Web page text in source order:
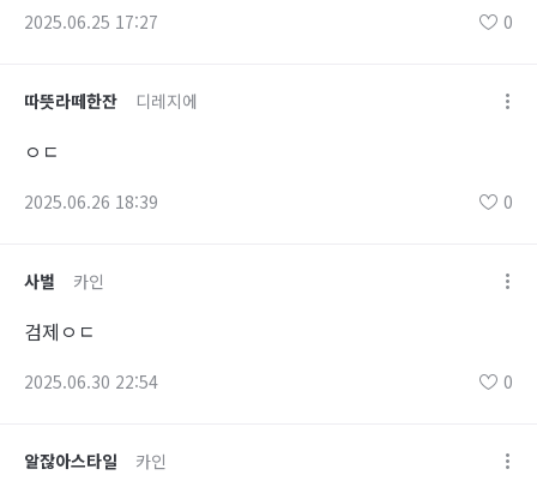
2025.06.25 17:27 0
따뜻라떼한잔 디레지에
ㅇㄷ
2025.06.26 18:39 0
사벌 카인
검제ㅇㄷ
2025.06.30 22:54 0
알잖아스타일 카인